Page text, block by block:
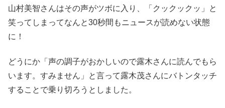
山村美智さんはその声がツボに入り、「クックックッ」と
笑ってしまってなんと30秒間もニュースが読めない状態
に！
どうにか「声の調子がおかしいので露木さんに読んでもら
います。すみません」と言って露木茂さんにバトンタッチ
することで乗り切ろうとしました。